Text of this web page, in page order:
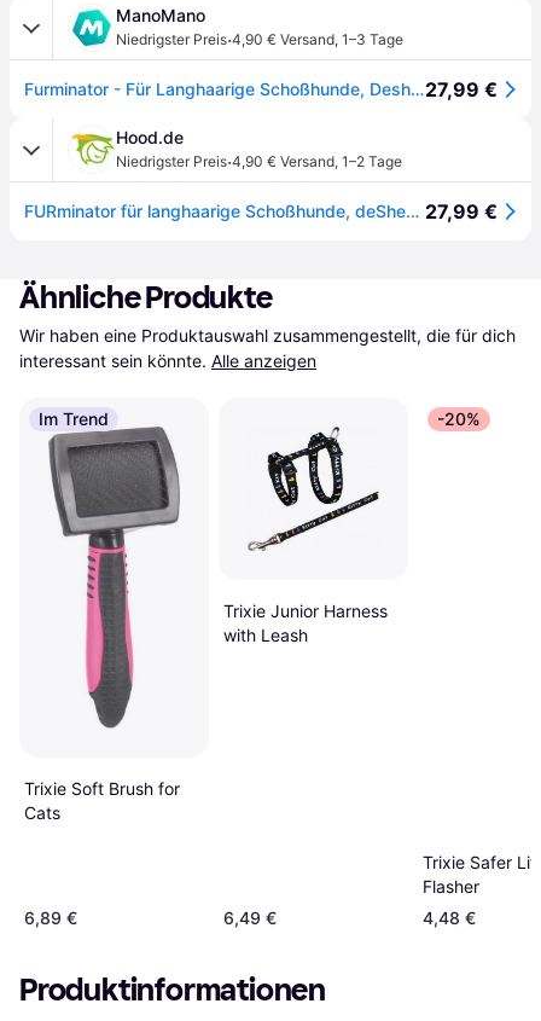
ManoMano
Niedrigster Preis·4,90 € Versand, 1–3 Tage
Furminator - Für Langhaarige Schoßhunde, Deshedding-pflege Werkzeug27,99 €
Hood.de
Niedrigster Preis·4,90 € Versand, 1–2 Tage
FURminator für langhaarige Schoßhunde, deShedding-Pflege Werkzeug 27,99 €
Ähnliche Produkte
Wir haben eine Produktauswahl zusammengestellt, die für dich
interessant sein könnte. Alle anzeigen
Im Trend
Trixie Soft Brush for
Cats
6,89 €
Trixie Junior Harness
with Leash
6,49 €
-20%
Trixie Safer
Flasher
4,48 €
Produktinformationen